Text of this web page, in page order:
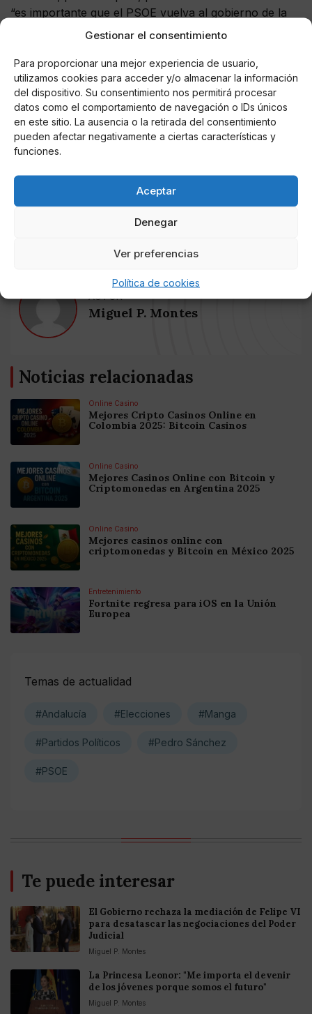
Gestionar el consentimiento
Para proporcionar una mejor experiencia de usuario,
utilizamos cookies para acceder y/o almacenar la información
del dispositivo. Su consentimiento nos permitirá procesar
datos como el comportamiento de navegación o IDs únicos
en este sitio. La ausencia o la retirada del consentimiento
pueden afectar negativamente a ciertas características y
funciones.
Aceptar
Denegar
Ver preferencias
Política de cookies
“es importante que el PSOE vuelva al gobierno de la
Junta de Andalucía". “Lo hemos visto en pandemia, es
salga de las urnas esté liderado por el PSOE”, un
partido “líder y proyecto para ganar”.
Ha asegurado que “el socialismo español está
profundamente orgulloso del socialismo andaluz”. El
PSOE está “agradecido” por “la vanguardia” del PSOE-
y libertades que luego hemos expandido a toda
AUTOR
Miguel P. Montes
Noticias relacionadas
Online Casino
Mejores Cripto Casinos Online en
Colombia 2025: Bitcoin Casinos
Online Casino
Mejores Casinos Online con Bitcoin y
Criptomonedas en Argentina 2025
Online Casino
Mejores casinos online con
criptomonedas y Bitcoin en México 2025
Entretenimiento
Fortnite regresa para iOS en la Unión
Europea
Temas de actualidad
#Andalucía #Elecciones #Manga
#Partidos Políticos #Pedro Sánchez
#PSOE
Te puede interesar
El Gobierno rechaza la mediación de Felipe VI
para desatascar las negociaciones del Poder
Judicial
Miguel P. Montes
La Princesa Leonor: "Me importa el devenir
de los jóvenes porque somos el futuro"
Miguel P. Montes